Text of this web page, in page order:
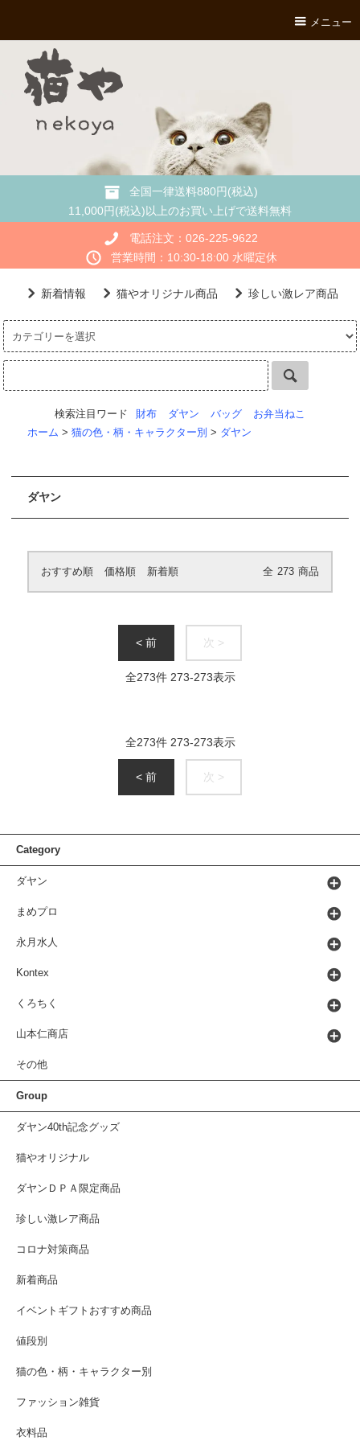
メニュー
全国一律送料880円(税込)
11,000円(税込)以上のお買い上げで送料無料
電話注文：026-225-9622
営業時間：10:30-18:00 水曜定休
新着情報 猫やオリジナル商品 珍しい激レア商品
検索注目ワード 財布 ダヤン バッグ
お弁当ねこ
ホーム > 猫の色・柄・キャラクター別 > ダヤン
ダヤン
おすすめ順 価格順 新着順 全 273 商品
< 前 次 >
全273件 273-273表示
全273件 273-273表示
< 前 次 >
Category
ダヤン
まめプロ
永月水人
Kontex
くろちく
山本仁商店
その他
Group
ダヤン40th記念グッズ
猫やオリジナル
ダヤンＤＰＡ限定商品
珍しい激レア商品
コロナ対策商品
新着商品
イベントギフトおすすめ商品
値段別
猫の色・柄・キャラクター別
ファッション雑貨
衣料品